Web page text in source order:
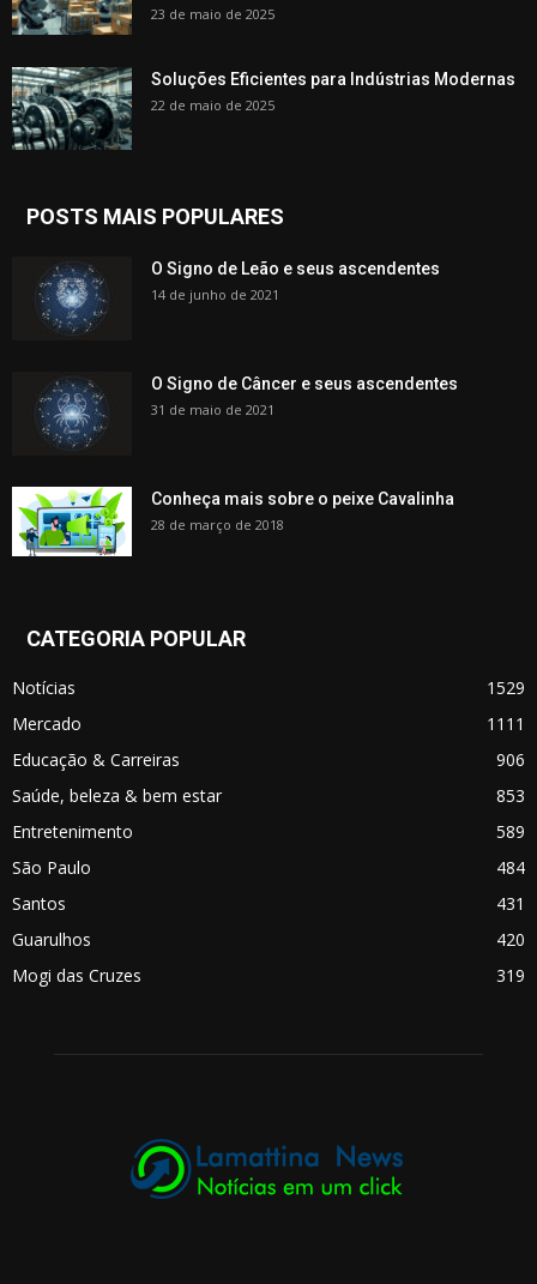
23 de maio de 2025
Soluções Eficientes para Indústrias Modernas
22 de maio de 2025
POSTS MAIS POPULARES
O Signo de Leão e seus ascendentes
14 de junho de 2021
O Signo de Câncer e seus ascendentes
31 de maio de 2021
Conheça mais sobre o peixe Cavalinha
28 de março de 2018
CATEGORIA POPULAR
Notícias
1529
Mercado
1111
Educação & Carreiras
906
Saúde, beleza & bem estar
853
Entretenimento
589
São Paulo
484
Santos
431
Guarulhos
420
Mogi das Cruzes
319